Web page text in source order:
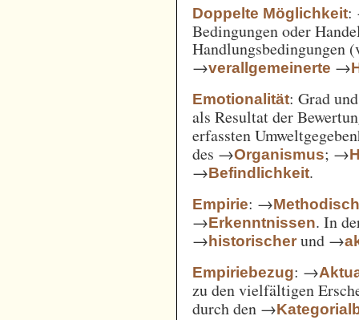
Doppelte Möglichkeit:
Bedingungen oder
Handlungsbedingungen
→verallgemeinerte →
Emotionalität: Grad
als Resultat der
erfassten
des →Organismus; →
→Befindlichkeit.
Empirie: →
→Erkenntnissen. In
→historischer und →
Empiriebezug: →
zu den vielfältigen
durch den →